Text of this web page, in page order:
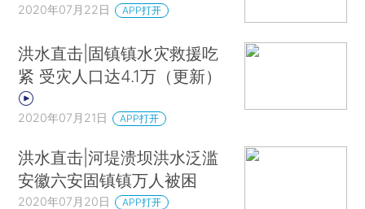
2020年07月22日 APP打开
洪水直击|固镇镇水灾救援吃
紧 受灾人口达4.1万（更新）
2020年07月21日 APP打开
洪水直击|河堤溃坝洪水泛滥
安徽六安固镇镇万人被困
2020年07月20日 APP打开